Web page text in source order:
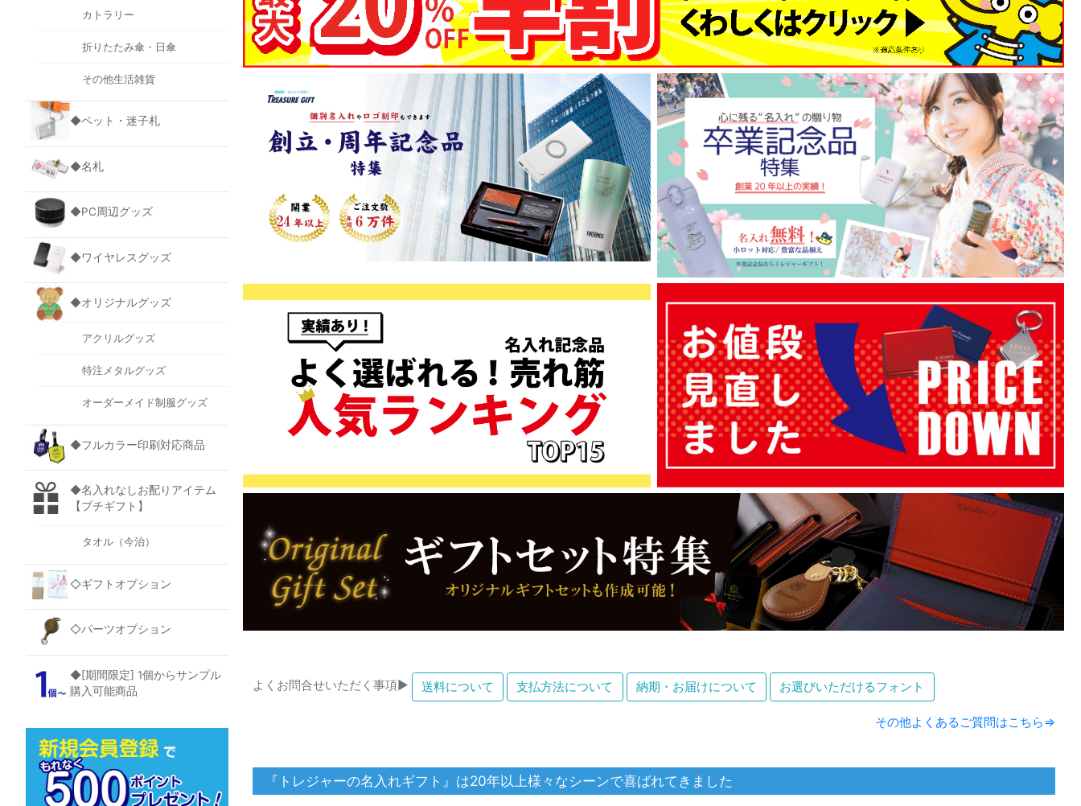
よくお問合せいただく事項▶ 送料について 支払方法について 納期・お届けについて お選びいただけるフォント
その他よくあるご質問はこちら⇒
『トレジャーの名入れギフト』は20年以上様々なシーンで喜ばれてきました
カトラリー
折りたたみ傘・日傘
その他生活雑貨
◆ペット・迷子札
◆名札
◆PC周辺グッズ
◆ワイヤレスグッズ
◆オリジナルグッズ
アクリルグッズ
特注メタルグッズ
オーダーメイド制服グッズ
◆フルカラー印刷対応商品
◆名入れなしお配りアイテム
【プチギフト】
タオル（今治）
◇ギフトオプション
◇パーツオプション
◆[期間限定] 1個からサンプル
購入可能商品